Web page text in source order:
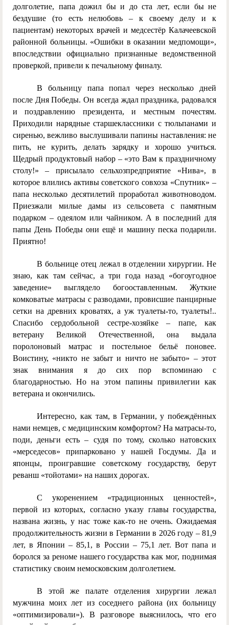
долголетие, папа дожил бы и до ста лет, если бы не
бездушие (то есть нелюбовь – к своему делу и к
пациентам) некоторых врачей и медсестёр Калачеевской
районной больницы. «Ошибки в оказании медпомощи»,
впоследствии официально признанные ведомственной
проверкой, привели к печальному финалу.
В больницу папа попал через несколько дней
после Дня Победы. Он всегда ждал праздника, радовался
и поздравлению президента, и местным почестям.
Приходили нарядные старшеклассники с тюльпанами и
сиренью, вежливо выслушивали папины наставления: не
пить, не курить, делать зарядку и хорошо учиться.
Щедрый продуктовый набор – «это Вам к праздничному
столу!» – присылало сельхозпредприятие «Нива», в
которое влились активы советского совхоза «Спутник» –
папа несколько десятилетий проработал животноводом.
Приезжали милые дамы из сельсовета с памятным
подарком – одеялом или чайником. А в последний для
папы День Победы они ещё и машину песка подарили.
Приятно!
В больнице отец лежал в отделении хирургии. Не
знаю, как там сейчас, а три года назад «богоугодное
заведение» выглядело богооставленным. Жуткие
комковатые матрасы с разводами, провисшие панцирные
сетки на древних кроватях, а уж туалеты-то, туалеты!..
Спасибо сердобольной сестре-хозяйке – папе, как
ветерану Великой Отечественной, она выдала
поролоновый матрас и постельное бельё поновее.
Воистину, «никто не забыт и ничто не забыто» – этот
знак внимания я до сих пор вспоминаю с
благодарностью. Но на этом папины привилегии как
ветерана и окончились.
Интересно, как там, в Германии, у побеждённых
нами немцев, с медицинским комфортом? На матрасы-то,
поди, деньги есть – судя по тому, сколько натовских
«мерседесов» припарковано у нашей Госдумы. Да и
японцы, проигравшие советскому государству, берут
реванш «тойотами» на наших дорогах.
С укоренением «традиционных ценностей»,
первой из которых, согласно указу главы государства,
названа жизнь, у нас тоже как-то не очень. Ожидаемая
продолжительность жизни в Германии в 2026 году – 81,9
лет, в Японии – 85,1, в России – 75,1 лет. Вот папа и
боролся за реноме нашего государства как мог, поднимая
статистику своим немосковским долголетием.
В этой же палате отделения хирургии лежал
мужчина моих лет из соседнего района (их больницу
«оптимизировали»). В разговоре выяснилось, что его